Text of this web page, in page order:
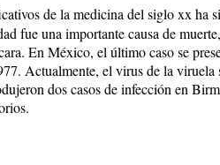
de la medicina del siglo xx ha
fue una importante causa de
En México, el último caso se
Actualmente, el virus de la
dos casos de infección en